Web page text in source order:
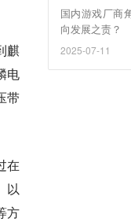
麒
电
带
在
以
方
国内游戏厂商
向发展之责？
2025-07-11